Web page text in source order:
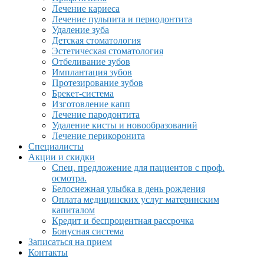
Лечение кариеса
Лечение пульпита и периодонтита
Удаление зуба
Детская стоматология
Эстетическая стоматология
Отбеливание зубов
Имплантация зубов
Протезирование зубов
Брекет-система
Изготовление капп
Лечение пародонтита
Удаление кисты и новообразований
Лечение перикоронита
Специалисты
Акции и скидки
Спец. предложение для пациентов с проф.
осмотра.
Белоснежная улыбка в день рождения
Оплата медицинских услуг материнским
капиталом
Кредит и беспроцентная рассрочка
Бонусная система
Записаться на прием
Контакты